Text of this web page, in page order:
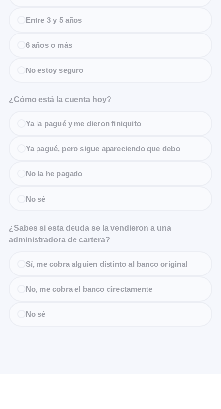
Entre 3 y 5 años
6 años o más
No estoy seguro
¿Cómo está la cuenta hoy?
Ya la pagué y me dieron finiquito
Ya pagué, pero sigue apareciendo que debo
No la he pagado
No sé
¿Sabes si esta deuda se la vendieron a una
administradora de cartera?
Sí, me cobra alguien distinto al banco original
No, me cobra el banco directamente
No sé